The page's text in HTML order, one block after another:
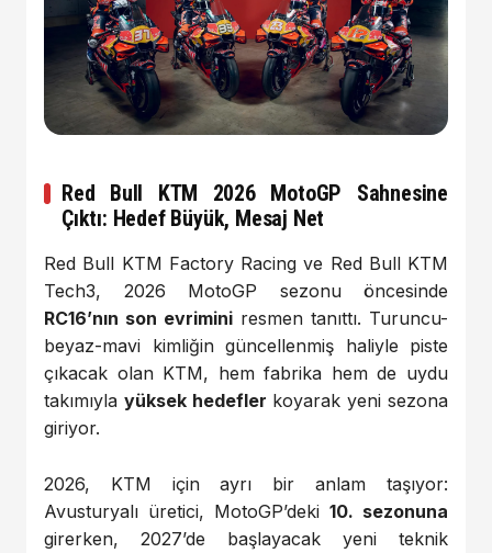
Red Bull KTM 2026 MotoGP Sahnesine
Çıktı: Hedef Büyük, Mesaj Net
Red Bull KTM Factory Racing ve Red Bull KTM
Tech3, 2026 MotoGP sezonu öncesinde
RC16’nın son evrimini resmen tanıttı. Turuncu-
beyaz-mavi kimliğin güncellenmiş haliyle piste
çıkacak olan KTM, hem fabrika hem de uydu
takımıyla yüksek hedefler koyarak yeni sezona
giriyor.
2026, KTM için ayrı bir anlam taşıyor:
Avusturyalı üretici, MotoGP’deki 10. sezonuna
girerken, 2027’de başlayacak yeni teknik